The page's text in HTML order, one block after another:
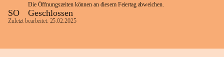
Die Öffnungszeiten können an diesem Feiertag abweichen.
SO Geschlossen
Zuletzt bearbeitet: 25.02.2025